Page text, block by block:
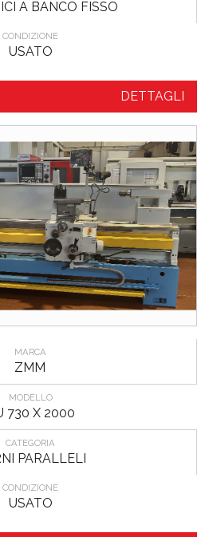
A BANCO FISSO
CONDIZIONE
USATO
DETTAGLI
MARCA
ZMM
MODELLO
730 X 2000
CATEGORIA
PARALLELI
CONDIZIONE
USATO